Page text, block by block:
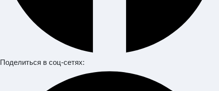
Поделиться в соц-сетях: